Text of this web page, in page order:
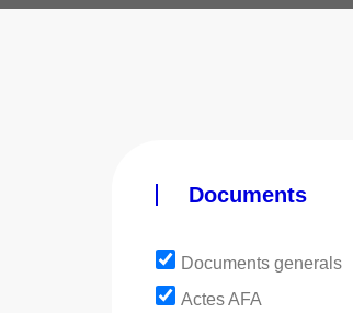
Documents
Documents generals
Actes AFA